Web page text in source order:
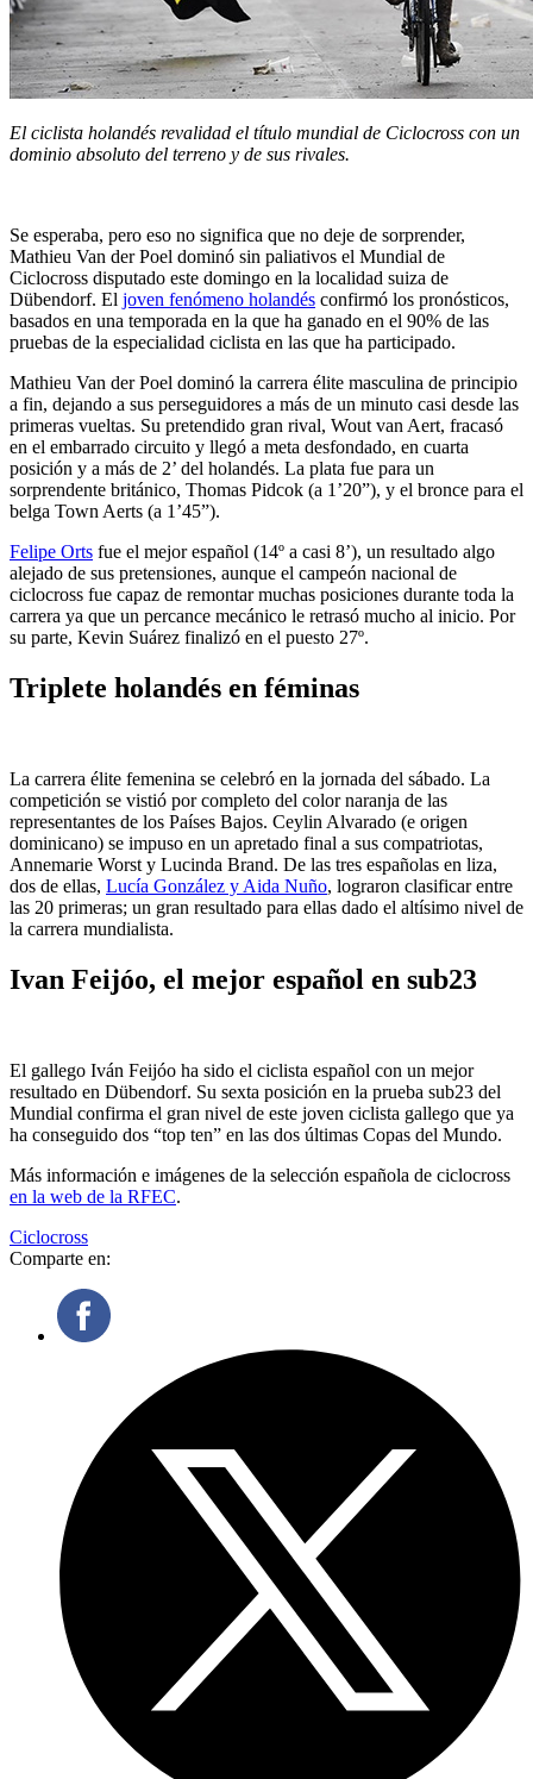
El ciclista holandés revalidad el título mundial de Ciclocross con un
dominio absoluto del terreno y de sus rivales.
Se esperaba, pero eso no significa que no deje de sorprender,
Mathieu Van der Poel dominó sin paliativos el Mundial de
Ciclocross disputado este domingo en la localidad suiza de
Dübendorf. El joven fenómeno holandés confirmó los pronósticos,
basados en una temporada en la que ha ganado en el 90% de las
pruebas de la especialidad ciclista en las que ha participado.
Mathieu Van der Poel dominó la carrera élite masculina de principio
a fin, dejando a sus perseguidores a más de un minuto casi desde las
primeras vueltas. Su pretendido gran rival, Wout van Aert, fracasó
en el embarrado circuito y llegó a meta desfondado, en cuarta
posición y a más de 2’ del holandés. La plata fue para un
sorprendente británico, Thomas Pidcok (a 1’20”), y el bronce para el
belga Town Aerts (a 1’45”).
Felipe Orts fue el mejor español (14º a casi 8’), un resultado algo
alejado de sus pretensiones, aunque el campeón nacional de
ciclocross fue capaz de remontar muchas posiciones durante toda la
carrera ya que un percance mecánico le retrasó mucho al inicio. Por
su parte, Kevin Suárez finalizó en el puesto 27º.
Triplete holandés en féminas
La carrera élite femenina se celebró en la jornada del sábado. La
competición se vistió por completo del color naranja de las
representantes de los Países Bajos. Ceylin Alvarado (e origen
dominicano) se impuso en un apretado final a sus compatriotas,
Annemarie Worst y Lucinda Brand. De las tres españolas en liza,
dos de ellas, Lucía González y Aida Nuño, lograron clasificar entre
las 20 primeras; un gran resultado para ellas dado el altísimo nivel de
la carrera mundialista.
Ivan Feijóo, el mejor español en sub23
El gallego Iván Feijóo ha sido el ciclista español con un mejor
resultado en Dübendorf. Su sexta posición en la prueba sub23 del
Mundial confirma el gran nivel de este joven ciclista gallego que ya
ha conseguido dos “top ten” en las dos últimas Copas del Mundo.
Más información e imágenes de la selección española de ciclocross
en la web de la RFEC.
Ciclocross
Comparte en: